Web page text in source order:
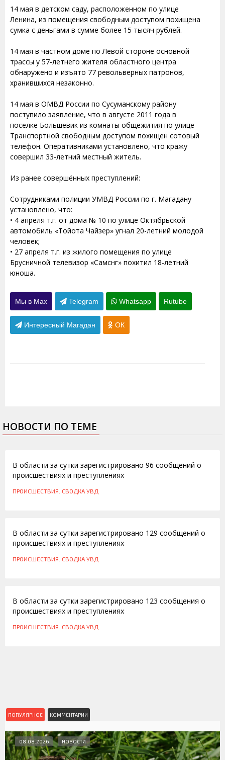
14 мая в детском саду, расположенном по улице
Ленина, из помещения свободным доступом похищена
сумка с деньгами в сумме более 15 тысяч рублей.
14 мая в частном доме по Левой стороне основной
трассы у 57-летнего жителя областного центра
обнаружено и изъято 77 револьверных патронов,
хранившихся незаконно.
14 мая в ОМВД России по Сусуманскому району
поступило заявление, что в августе 2011 года в
поселке Большевик из комнаты общежития по улице
Транспортной свободным доступом похищен сотовый
телефон. Оперативниками установлено, что кражу
совершил 33-летний местный житель.
Из ранее совершённых преступлений:
Сотрудниками полиции УМВД России по г. Магадану
установлено, что:
• 4 апреля т.г. от дома № 10 по улице Октябрьской
автомобиль «Тойота Чайзер» угнал 20-летний молодой
человек;
• 27 апреля т.г. из жилого помещения по улице
Брусничной телевизор «Самснг» похитил 18-летний
юноша.
Мы в Max Telegram Whatsapp Rutube
Интересный Магадан ОК
НОВОСТИ ПО ТЕМЕ
В области за сутки зарегистрировано 96 сообщений о
происшествиях и преступлениях
ПРОИСШЕСТВИЯ. СВОДКА УВД
В области за сутки зарегистрировано 129 сообщений о
происшествиях и преступлениях
ПРОИСШЕСТВИЯ. СВОДКА УВД
В области за сутки зарегистрировано 123 сообщения о
происшествиях и преступлениях
ПРОИСШЕСТВИЯ. СВОДКА УВД
ПОПУЛЯРНОЕ КОММЕНТАРИИ
08.08.2026 НОВОСТИ